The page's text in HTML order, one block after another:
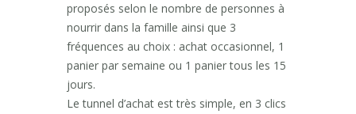
proposés selon le nombre de personnes à
nourrir dans la famille ainsi que 3
fréquences au choix : achat occasionnel, 1
panier par semaine ou 1 panier tous les 15
jours.
Le tunnel d’achat est très simple, en 3 clics